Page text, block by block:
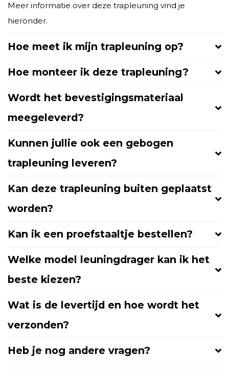
Meer informatie over deze trapleuning vind je
hieronder.
Hoe meet ik mijn trapleuning op?
Hoe monteer ik deze trapleuning?
Wordt het bevestigingsmateriaal
meegeleverd?
Kunnen jullie ook een gebogen
trapleuning leveren?
Kan deze trapleuning buiten geplaatst
worden?
Kan ik een proefstaaltje bestellen?
Welke model leuningdrager kan ik het
beste kiezen?
Wat is de levertijd en hoe wordt het
verzonden?
Heb je nog andere vragen?